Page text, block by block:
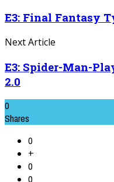
E3: Final Fantasy
Next Article
E3: Spider-Man-
2.0
0
Shares
0
+
0
0